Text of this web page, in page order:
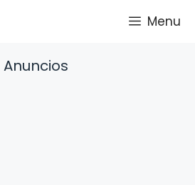
Menu
Anuncios